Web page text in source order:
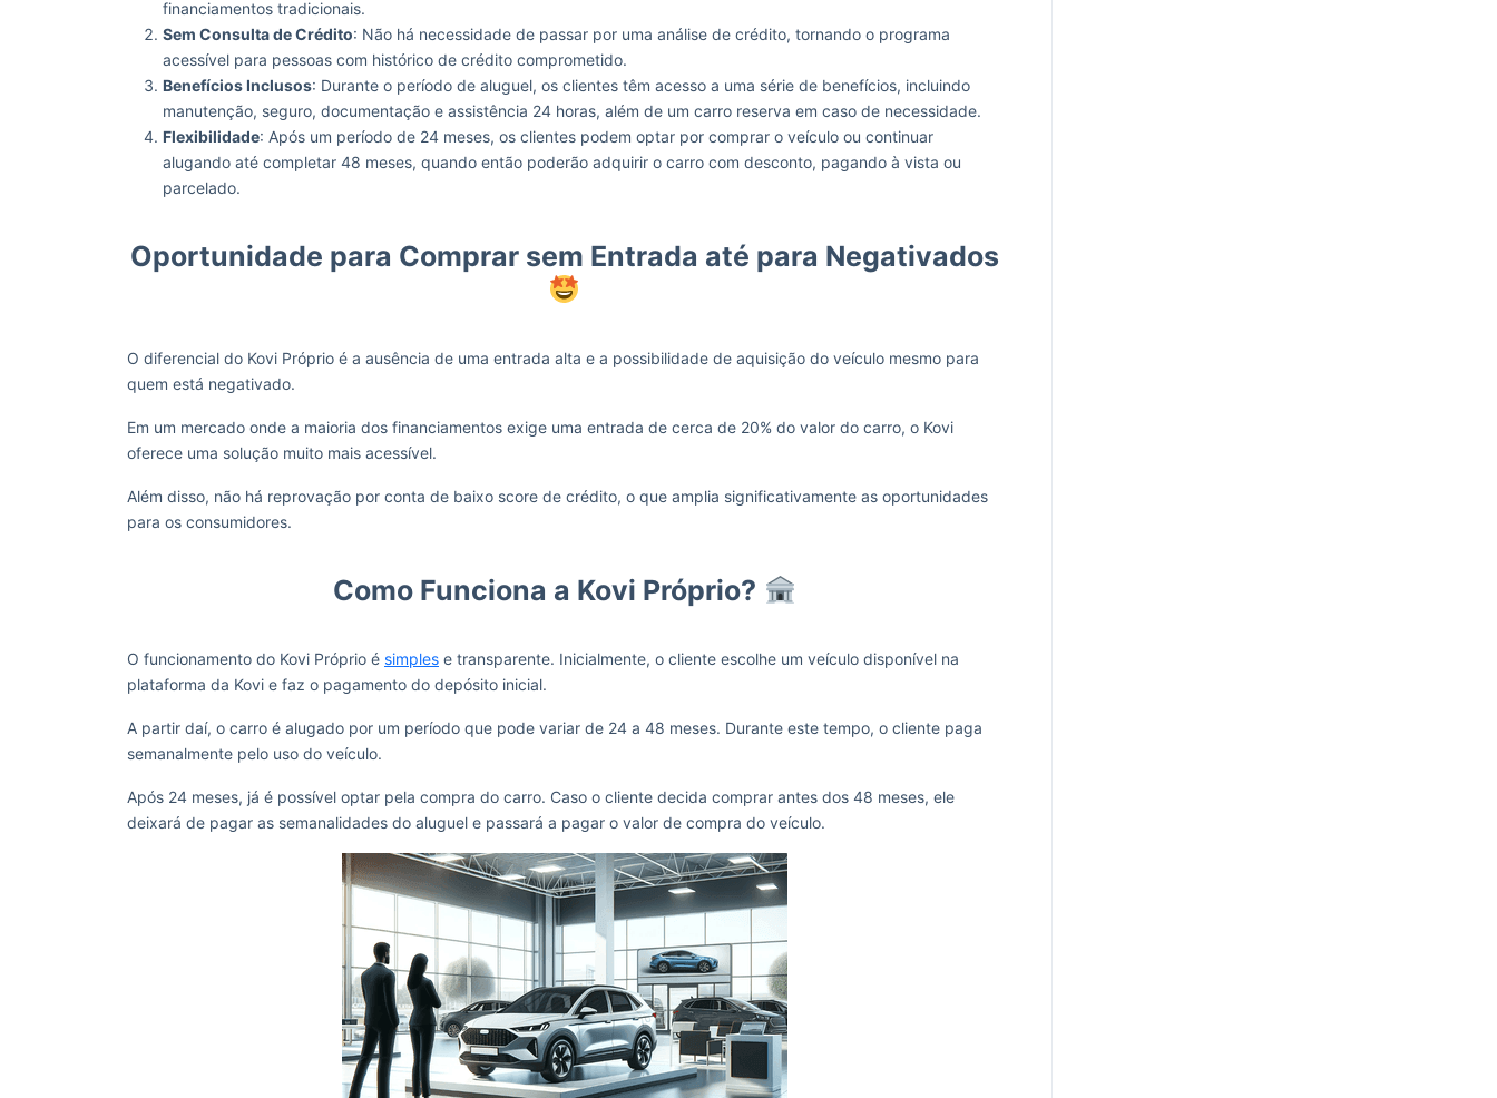
financiamentos tradicionais.
Sem Consulta de Crédito: Não há necessidade de passar por uma análise de crédito, tornando o programa
acessível para pessoas com histórico de crédito comprometido.
Benefícios Inclusos: Durante o período de aluguel, os clientes têm acesso a uma série de benefícios, incluindo
manutenção, seguro, documentação e assistência 24 horas, além de um carro reserva em caso de necessidade.
Flexibilidade: Após um período de 24 meses, os clientes podem optar por comprar o veículo ou continuar
alugando até completar 48 meses, quando então poderão adquirir o carro com desconto, pagando à vista ou
parcelado.
Oportunidade para Comprar sem Entrada até para Negativados
O diferencial do Kovi Próprio é a ausência de uma entrada alta e a possibilidade de aquisição do veículo mesmo para
quem está negativado.
Em um mercado onde a maioria dos financiamentos exige uma entrada de cerca de 20% do valor do carro, o Kovi
oferece uma solução muito mais acessível.
Além disso, não há reprovação por conta de baixo score de crédito, o que amplia significativamente as oportunidades
para os consumidores.
Como Funciona a Kovi Próprio?
O funcionamento do Kovi Próprio é simples e transparente. Inicialmente, o cliente escolhe um veículo disponível na
plataforma da Kovi e faz o pagamento do depósito inicial.
A partir daí, o carro é alugado por um período que pode variar de 24 a 48 meses. Durante este tempo, o cliente paga
semanalmente pelo uso do veículo.
Após 24 meses, já é possível optar pela compra do carro. Caso o cliente decida comprar antes dos 48 meses, ele
deixará de pagar as semanalidades do aluguel e passará a pagar o valor de compra do veículo.